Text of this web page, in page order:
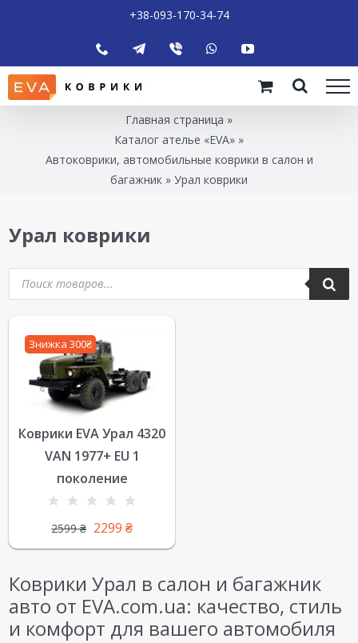
+38-093-170-34-74
Главная страница »
Каталог ателье «EVA» »
Автоковрики, автомобильные коврики в салон и
багажник » Урал коврики
Урал коврики
Знижка 300₴
Коврики EVA Урал 4320
VAN 1977+ EU 1
поколение
2599₴ 2299 ₴
Коврики Урал в салон и багажник
авто от EVA.com.ua: качество, стиль
и комфорт для вашего автомобиля